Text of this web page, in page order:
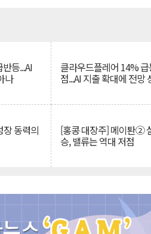
등...AI
나
클라우드플레어 14%
점...AI 지출 확대에 전망
동력의 [홍콩 대장주] 메이퇀②
승, 밸류는 역대 저점